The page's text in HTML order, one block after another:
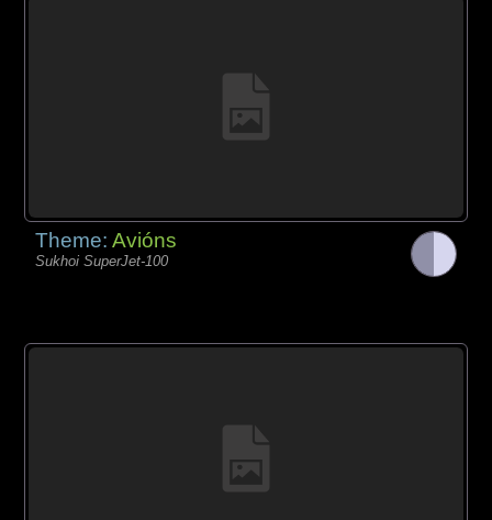
Theme:Avións
Sukhoi SuperJet-100